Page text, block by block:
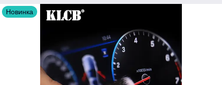
Новинка